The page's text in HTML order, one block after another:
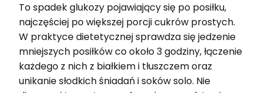
To spadek glukozy pojawiający się po posiłku,
najczęściej po większej porcji cukrów prostych.
W praktyce dietetycznej sprawdza się jedzenie
mniejszych posiłków co około 3 godziny, łączenie
każdego z nich z białkiem i tłuszczem oraz
unikanie słodkich śniadań i soków solo. Nie